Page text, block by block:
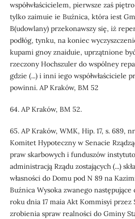
współwłaścicielem, pierwsze zaś
tylko zaimuie ie Buźnica, która iest
B(udowlany) przekonawszy się, iż
podłóg, tynku, na koniec
kupami gnoy znaiduie, uprzątnione
rzeczony Hochszuler do wspólney
gdzie (...) i inni iego współwłaściciele
powinni. AP Kraków, BM 52
64. AP Kraków, BM 52.
65. AP Kraków, WMK, Hip. 17, s. 689,
Komitet Hypoteczny w Senacie
praw skarbowych i funduszów
administracją Rządu zostających (...)
własności do Domu pod N 89 na
Buźnica Wysoka zwanego następujące
roku dnia 17 maia Akt Kommisyi przez
zrobienia spraw realności do Gminy